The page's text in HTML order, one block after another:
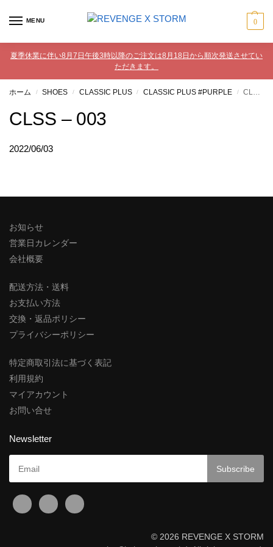
MENU 0
夏季休業に伴い8月7日午後3時以降のご注文は8月18日から順次発送させてい
ただきます。
ホーム / SHOES / CLASSIC PLUS / CLASSIC PLUS #PURPLE / CLSS – 003
CLSS – 003
2022/06/03
お知らせ
営業日カレンダー
会社概要
配送方法・送料
お支払い方法
交換・返品ポリシー
プライバシーポリシー
特定商取引法に基づく表記
利用規約
マイアカウント
お問い合せ
Newsletter
© 2026 REVENGE X STORM